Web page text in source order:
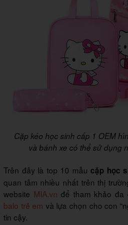
Cặp kéo học sinh cấp 1 OEM
và bánh xe có thể sử dụng
Trên đây là top 10 mẫu cặp học
quan tâm nhiều nhất trên thị
website MIA.vn để tham khảo đa
balo trẻ em và lựa chọn cho con
tin cậy.